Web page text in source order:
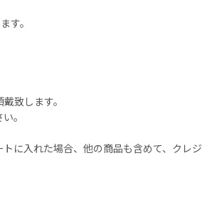
す。
致します。
。
に入れた場合、他の商品も含めて、クレ